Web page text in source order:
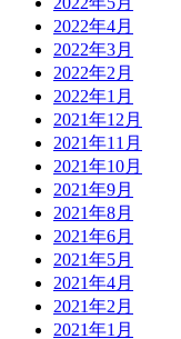
2022年4月
2022年3月
2022年2月
2022年1月
2021年12月
2021年11月
2021年10月
2021年9月
2021年8月
2021年6月
2021年5月
2021年4月
2021年2月
2021年1月